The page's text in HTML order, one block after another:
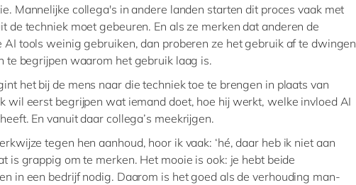
Mannelijke collega's in andere landen starten dit proces vaak met
de techniek moet gebeuren. En als ze merken dat anderen de
AI tools weinig gebruiken, dan proberen ze het gebruik af te dwingen
te begrijpen waarom het gebruik laag is.
het bij de mens naar die techniek toe te brengen in plaats van
wil eerst begrijpen wat iemand doet, hoe hij werkt, welke invloed AI
En vanuit daar collega’s meekrijgen.
tegen hen aanhoud, hoor ik vaak: ‘hé, daar heb ik niet aan
is grappig om te merken. Het mooie is ook: je hebt beide
in een bedrijf nodig. Daarom is het goed als de verhouding man-